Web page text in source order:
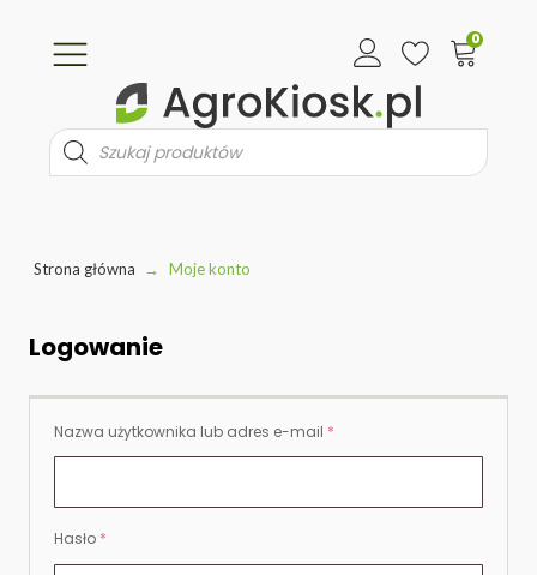
0
Wyszukiwarka
produktów
Strona główna → Moje konto
Logowanie
Nazwa użytkownika lub adres e-mail *
Hasło *